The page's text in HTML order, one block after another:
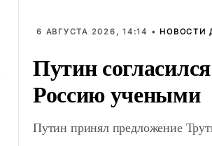
6 АВГУСТА 2026, 14:14 • НОВОСТИ
Путин
Россию учеными
Путин принял предложение